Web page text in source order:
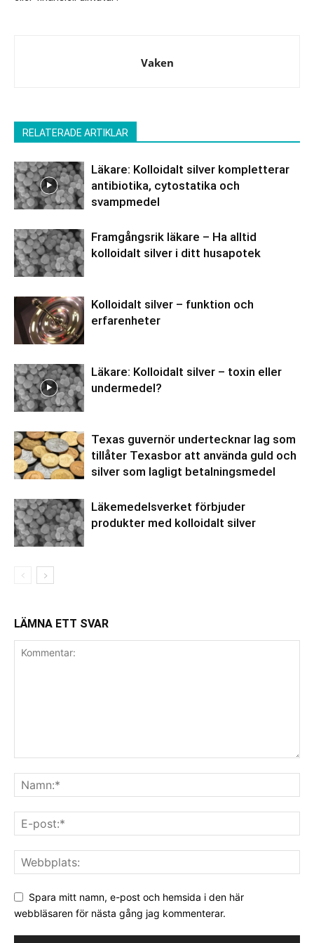
Vaken
RELATERADE ARTIKLAR
Läkare: Kolloidalt silver kompletterar
antibiotika, cytostatika och
svampmedel
Framgångsrik läkare – Ha alltid
kolloidalt silver i ditt husapotek
Kolloidalt silver – funktion och
erfarenheter
Läkare: Kolloidalt silver – toxin eller
undermedel?
Texas guvernör undertecknar lag som
tillåter Texasbor att använda guld och
silver som lagligt betalningsmedel
Läkemedelsverket förbjuder
produkter med kolloidalt silver
LÄMNA ETT SVAR
Spara mitt namn, e-post och hemsida i den här
webbläsaren för nästa gång jag kommenterar.